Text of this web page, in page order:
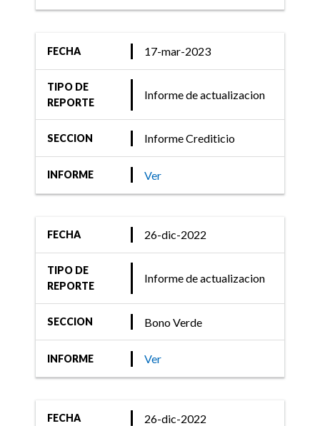
FECHA 17-mar-2023
TIPO DE
REPORTE
Informe de actualizacion
SECCION Informe Crediticio
INFORME Ver
FECHA 26-dic-2022
TIPO DE
REPORTE
Informe de actualizacion
SECCION Bono Verde
INFORME Ver
FECHA 26-dic-2022